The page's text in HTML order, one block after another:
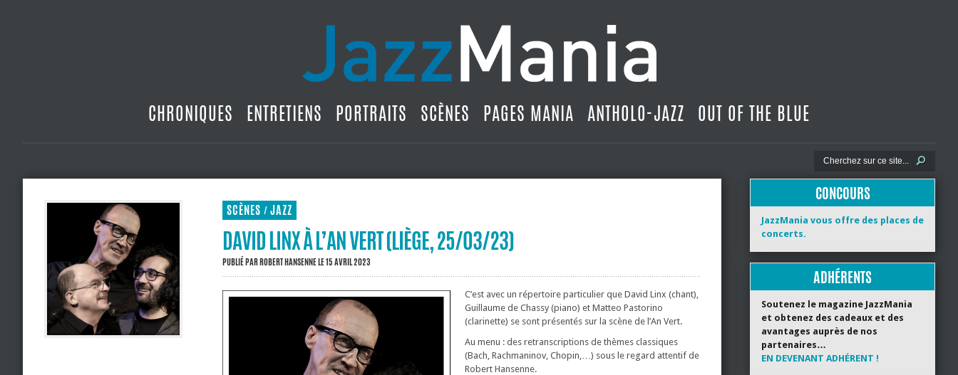
CHRONIQUES ENTRETIENS PORTRAITS SCÈNES PAGES MANIA ANTHOLO-JAZZ OUT OF THE BLUE
SCÈNES / JAZZ
DAVID LINX À L’AN VERT (LIÈGE, 25/03/23)
PUBLIÉ PARROBERT HANSENNELE 15 AVRIL 2023
C’est avec un répertoire particulier que David Linx (chant),
Guillaume de Chassy (piano) et Matteo Pastorino
(clarinette) se sont présentés sur la scène de l’An Vert.
Au menu : des retranscriptions de thèmes classiques
(Bach, Rachmaninov, Chopin,…) sous le regard attentif de
Robert Hansenne.
CONCOURS
JazzMania vous offre des places de
concerts.
ADHÉRENTS
Soutenez le magazine JazzMania
et obtenez des cadeaux et des
avantages auprès de nos
partenaires…
EN DEVENANT ADHÉRENT !